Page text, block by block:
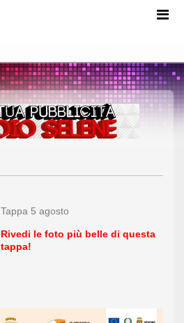
Tappa 5 agosto
Rivedi le foto più belle di questa
tappa!